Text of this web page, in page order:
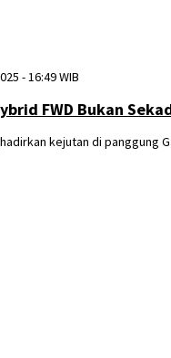
- 16:49 WIB
FWD Bukan
kejutan di